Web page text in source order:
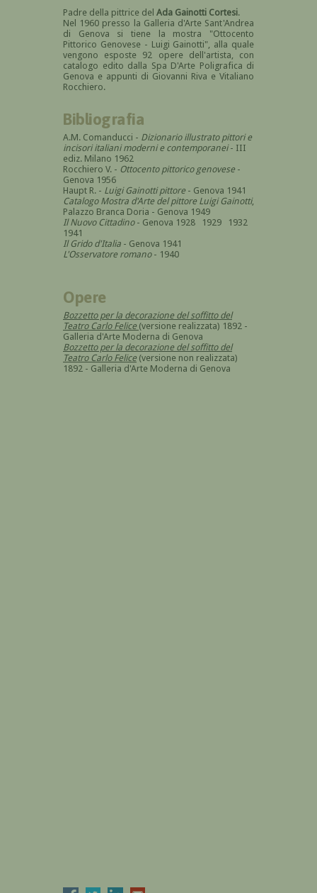
Padre della pittrice del Ada Gainotti Cortesi.
Nel 1960 presso la Galleria d'Arte Sant'Andrea
di Genova si tiene la mostra "Ottocento
Pittorico Genovese - Luigi Gainotti", alla quale
vengono esposte 92 opere dell'artista, con
catalogo edito dalla Spa D'Arte Poligrafica di
Genova e appunti di Giovanni Riva e Vitaliano
Rocchiero.
Bibliografia
A.M. Comanducci - Dizionario illustrato pittori e
incisori italiani moderni e contemporanei- III
ediz. Milano 1962
Rocchiero V. - Ottocento pittorico genovese -
Genova 1956
Haupt R. - Luigi Gainotti pittore - Genova 1941
Catalogo Mostra d'Arte del pittore Luigi Gainotti,
Palazzo Branca Doria - Genova 1949
Il Nuovo Cittadino- Genova 1928 1929 1932
1941
Il Grido d'Italia - Genova 1941
L'Osservatore romano- 1940
Opere
Bozzetto per la decorazione del soffitto del
Teatro Carlo Felice (versione realizzata) 1892 -
Galleria d'Arte Moderna di Genova
Bozzetto per la decorazione del soffitto del
Teatro Carlo Felice (versione non realizzata)
1892 - Galleria d'Arte Moderna di Genova